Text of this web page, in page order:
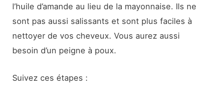
l’huile d’amande au lieu de la mayonnaise. Ils ne
sont pas aussi salissants et sont plus faciles à
nettoyer de vos cheveux. Vous aurez aussi
besoin d’un peigne à poux.
Suivez ces étapes :